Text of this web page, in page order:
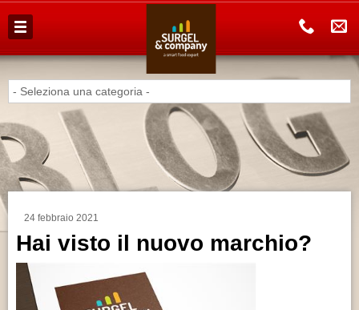
PRODOTTI
HAI UN BAR?
HAI UN PUB?
ALIMENTARISTI
CATALOGOPRODOTTI
24 febbraio 2021
Hai visto il nuovo marchio?